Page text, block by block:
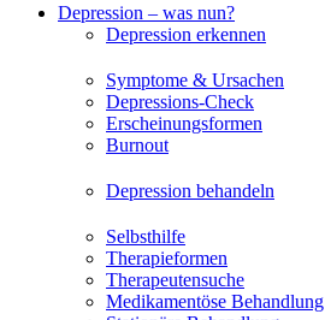
Depression – was nun?
Depression erkennen
Symptome & Ursachen
Depressions-Check
Erscheinungsformen
Burnout
Depression behandeln
Selbsthilfe
Therapieformen
Therapeutensuche
Medikamentöse Behandlung